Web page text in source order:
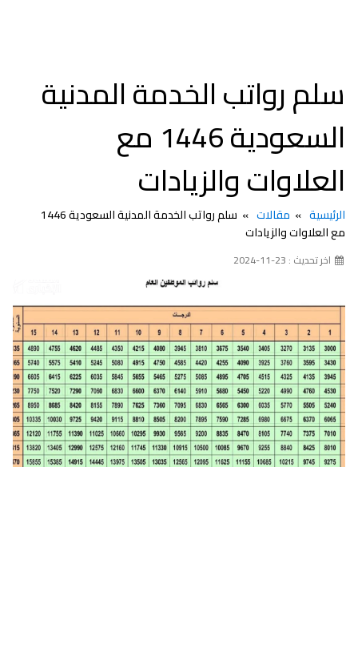
سلم رواتب الخدمة المدنية
السعودية 1446 مع
العلاوات والزيادات
الرئيسية مقالات
سلم رواتب الخدمة المدنية السعودية 1446
مع العلاوات والزيادات
اخر تحديث : 23-11-2024